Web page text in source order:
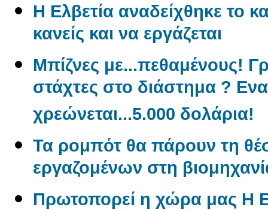
Η Ελβετία αναδείχθηκε το
κανείς και να εργάζεται
Μπίζνες με...πεθαμένους!
στάχτες στο διάστημα ?
χρεώνεται...5.000 δολάρια!
Τα ρομπότ θα πάρουν τη
εργαζομένων στη
Πρωτοπορεί η χώρα μας Η